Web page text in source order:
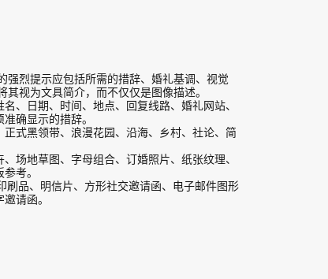
强烈提示应包括所需的措辞、婚礼基调、视觉
视为文具简介，而不仅仅是图像描述。
、日期、时间、地点、回复线路、婚礼网站、
确显示的措辞。
正式黑领带、浪漫花园、沿海、乡村、社论、简
、场地草图、字母组合、订婚照片、纸张纹理、
考。
刷品、明信片、方形社交邀请函、电子邮件图形
请函。